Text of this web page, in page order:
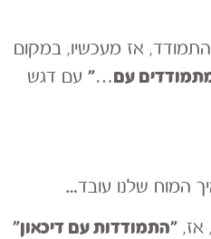
אז מעכשיו, במקום
עם…״ עם דגש
המוח שלנו עובד…
, אז, ״התמודדותעם דיכאון״